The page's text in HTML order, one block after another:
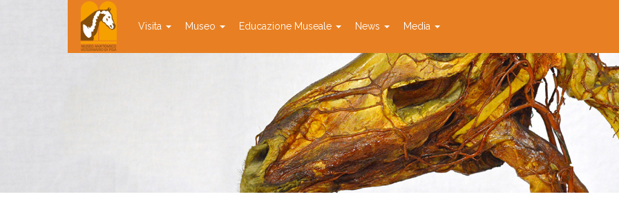
Visita Museo Educazione Museale News Media